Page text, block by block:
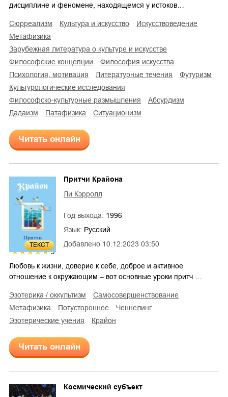
дисциплине и феномене, находящемся у истоков…
сюрреализм культура и искусство
искусствоведение
метафизика
зарубежная литература о культуре и искусстве
философские концепции
философия искусства
психология, мотивация
литературные течения
футуризм
культурологические исследования
философско-культурные размышления
абсурдизм
дадаизм
патафизика ситуационизм
Читать онлайн
ТЕКСТ
5
Добавлено 10.12.2023 03:50
Притчи Крайона
Ли Кэрролл
Год выхода: 1996
Язык: Русский
Любовь к жизни, доверие к себе, доброе и активное
отношение к окружающим – вот основные уроки притч …
эзотерика / оккультизм
самосовершенствование
метафизика
потустороннее
ченнелинг
эзотерические учения
Крайон
Читать онлайн
Космический субъект